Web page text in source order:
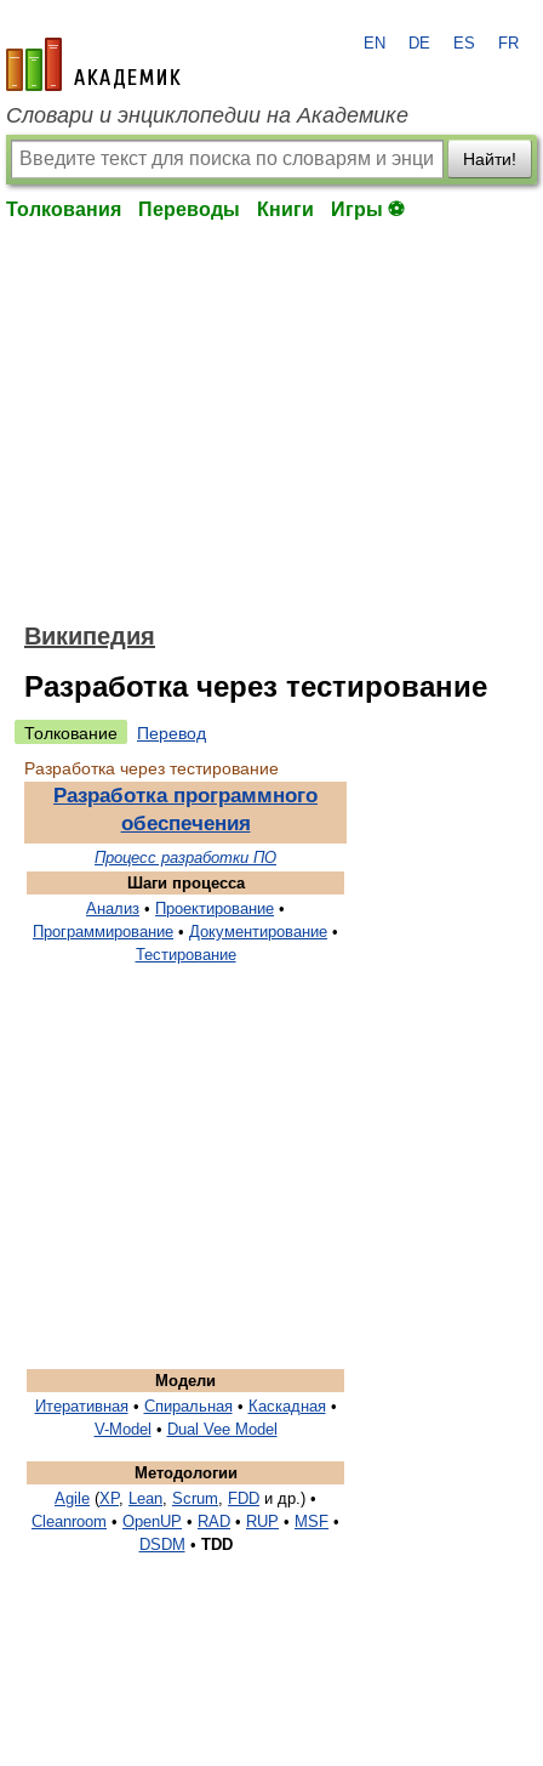
academic.ru
EN DE ES FR
Словари и энциклопедии на Академике
Найти!
Толкования Переводы Книги Игры ⚽
Википедия
Разработка через тестирование
Толкование
Перевод
Разработка через тестирование
Разработка программного
обеспечения
Процесс разработки ПО
Шаги процесса
Анализ • Проектирование •
Программирование • Документирование •
Тестирование
Модели
Итеративная• Спиральная• Каскадная•
V-Model • Dual Vee Model
Методологии
Agile (XP, Lean Scrum FDD и др.) •
Cleanroom • OpenUP • RAD • RUP • MSF •
DSDM • TDD